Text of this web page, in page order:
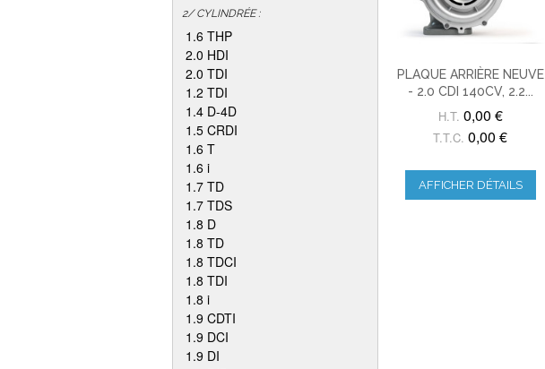
PLAQUE ARRIÈRE NEUVE
- 2.0 CDI 140CV, 2.2...
H.T. 0,00 €
T.T.C. 0,00 €
AFFICHER DÉTAILS
2/ CYLINDRÉE :
1.6 THP
2.0 HDI
2.0 TDI
1.2 TDI
1.4 D-4D
1.5 CRDI
1.6 T
1.6 i
1.7 TD
1.7 TDS
1.8 D
1.8 TD
1.8 TDCI
1.8 TDI
1.8 i
1.9 CDTI
1.9 DCI
1.9 DI